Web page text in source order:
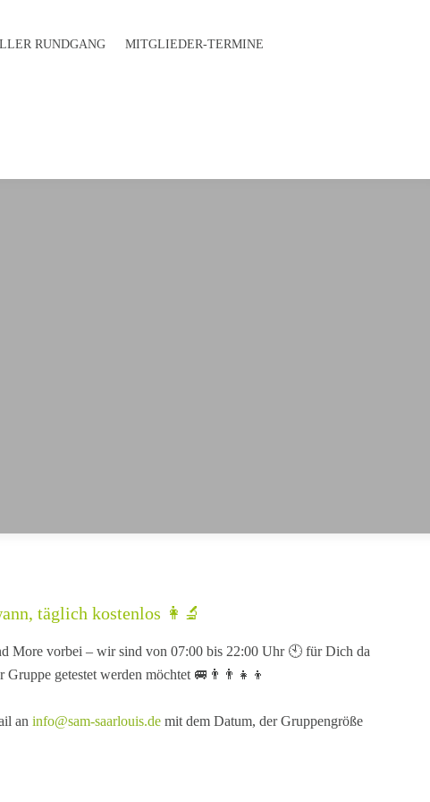
RUND­GANG MITGLIEDER-TERMINE
täglich kostenlos 👩‍🔬
More vorbei – wir sind von 07:00 bis 22:00 Uhr 🕙 für Dich da
getestet werden möchtet 🚐👨‍👨‍👧‍👦
an info@sam-saarlouis.demit dem Datum, der Gruppengröße